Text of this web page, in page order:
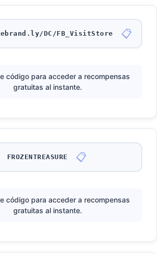
DC/FB_VisitStore 📋
código para acceder a recompensas
gratuitas al instante.
FROZENTREASURE 📋
código para acceder a recompensas
gratuitas al instante.